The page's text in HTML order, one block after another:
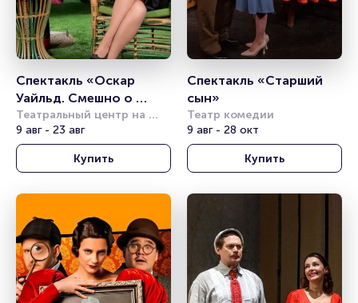
Спектакль «Оскар
Уайльд. Смешно о
серьёзном»
Театральный центр на
Страстном
9 авг - 23 авг
Купить
Спектакль «Старший
сын»
Театр комедии
9 авг - 28 окт
Купить